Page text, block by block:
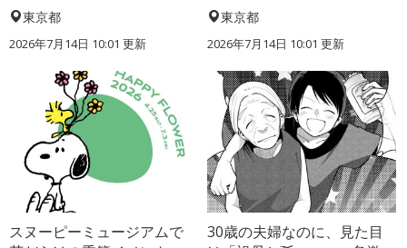
東京都
2026年7月14日 10:01 更新
東京都
2026年7月14日 10:01 更新
スヌーピーミュージアムで
30歳の夫婦なのに、見た目